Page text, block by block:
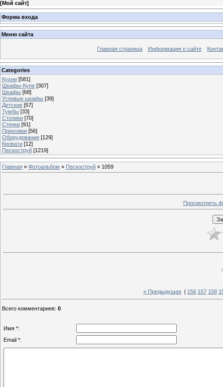
[Мой сайт]
Форма входа
Меню сайта
Главная страница Информация о сайте
Categories
Кухни [581]
Шкафы-Купе [307]
Шкафы [68]
Угловые шкафы [39]
Детские [57]
Тумбы [33]
Столики [70]
Стенки [91]
Прихожки [56]
Оборудование [129]
Кровати [12]
Пескоструй [1219]
Главная » Фотоальбом » Пескоструй » 1059
Просмотреть
« Предыдущая 156 157 158
Всего комментариев: 0
Имя *:
Email *: